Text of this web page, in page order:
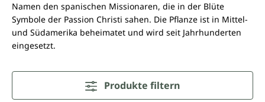
Namen den spanischen Missionaren, die in der Blüte
Symbole der Passion Christi sahen. Die Pflanze ist in Mittel-
und Südamerika beheimatet und wird seit Jahrhunderten
eingesetzt.
Produkte filtern